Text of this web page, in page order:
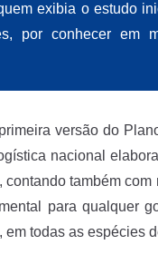
exibia o estudo
por conhecer em
versão do
nacional
também
para qualquer
todas as espécies